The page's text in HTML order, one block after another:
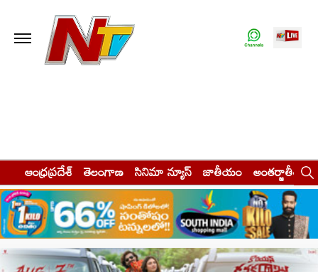
ఆంధ్రప్రదేశ్ తెలంగాణ సినిమా న్యూస్ జాతీయం అంతర్జాతీయం